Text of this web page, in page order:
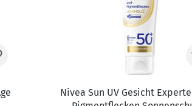
Nivea Sun UV Gesicht